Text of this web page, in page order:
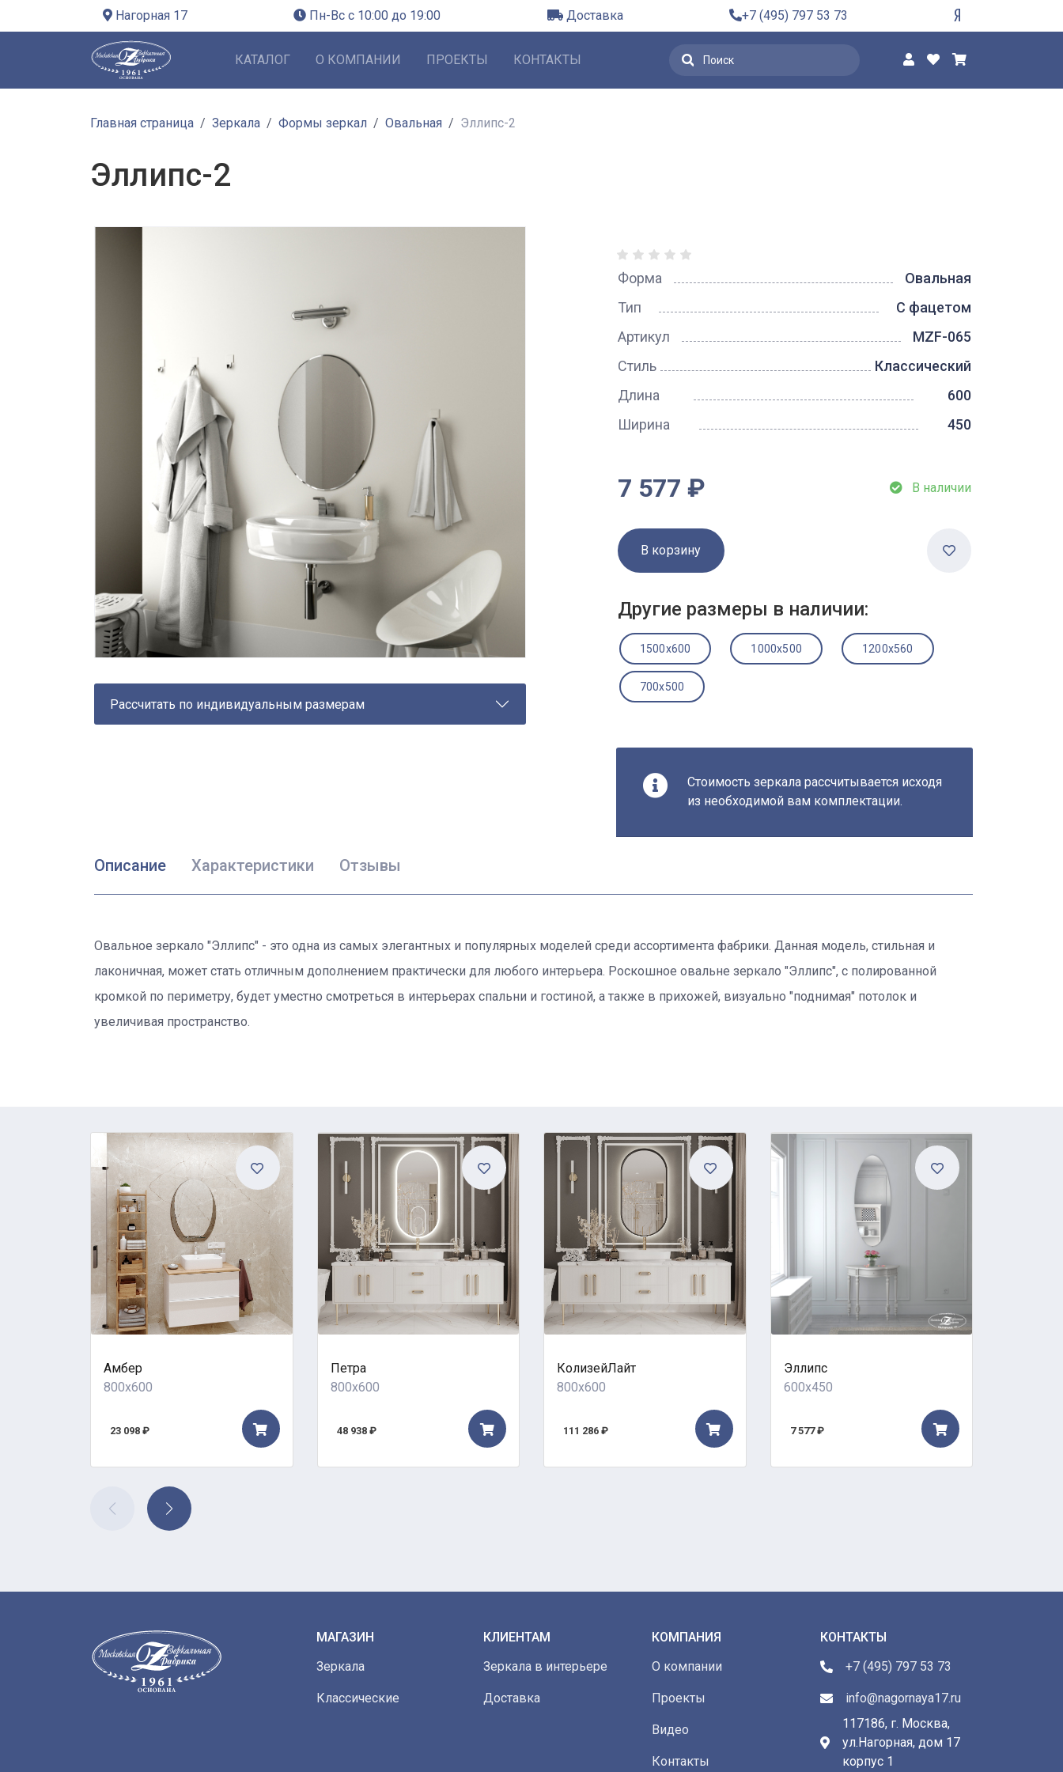
Нагорная 17 Пн-Вс с 10:00 до 19:00 Доставка +7 (495) 797 53 73
КАТАЛОГ О КОМПАНИИ ПРОЕКТЫ КОНТАКТЫ
Главная страница Зеркала Формы зеркал Овальная Эллипс-2
Эллипс-2
Рассчитать по индивидуальным размерам
Форма
Овальная
Тип
С фацетом
Артикул
MZF-065
Стиль
Классический
Длина
600
Ширина
450
7 577 ₽ В наличии
В корзину
Другие размеры в наличии:
1500x600 1000x500 1200x560
700x500
Стоимость зеркала рассчитывается исходя
из необходимой вам комплектации.
Описание Характеристики Отзывы
Овальное зеркало "Эллипс" - это одна из самых элегантных и популярных моделей среди ассортимента фабрики. Данная модель, стильная и
лаконичная, может стать отличным дополнением практически для любого интерьера. Роскошное овальне зеркало "Эллипс", с полированной
кромкой по периметру, будет уместно смотреться в интерьерах спальни и гостиной, а также в прихожей, визуально "поднимая" потолок и
увеличивая пространство.
Амбер
800x600
23 098 ₽
Петра
800x600
48 938 ₽
КолизейЛайт
800x600
111 286 ₽
Эллипс
600x450
7 577 ₽
МАГАЗИН
Зеркала
Классические
КЛИЕНТАМ
Зеркала в интерьере
Доставка
КОМПАНИЯ
О компании
Проекты
Видео
Контакты
КОНТАКТЫ
+7 (495) 797 53 73
info@nagornaya17.ru
117186, г. Москва,
ул.Нагорная, дом 17
корпус 1